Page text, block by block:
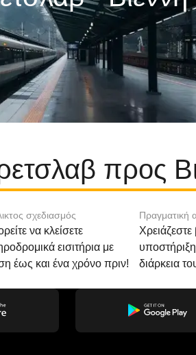
προς
σχεδιασμός
να κλείσετε
εισιτήρια με
έως και ένα χρόνο πριν!
Πραγματική
διάρκεια